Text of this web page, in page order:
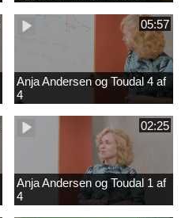
05:57
Anja Andersen og Toudal 4 af
4
02:25
Anja Andersen og Toudal 1 af
4